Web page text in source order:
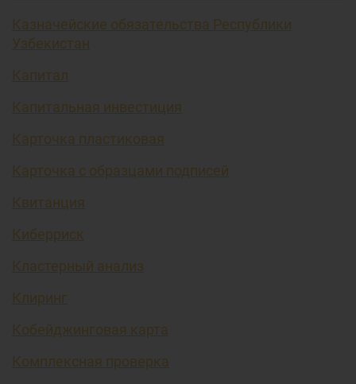
Казначейские обязательства Республики
Узбекистан
Капитал
Капитальная инвестиция
Карточка пластиковая
Карточка с образцами подписей
Квитанция
Киберриск
Кластерный анализ
Клиринг
Кобейджинговая карта
Комплексная проверка